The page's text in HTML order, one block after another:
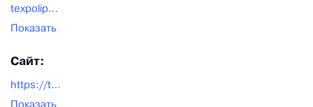
texpolipak@mail.ru
Показать
Сайт:
https://texpolipak.ru/